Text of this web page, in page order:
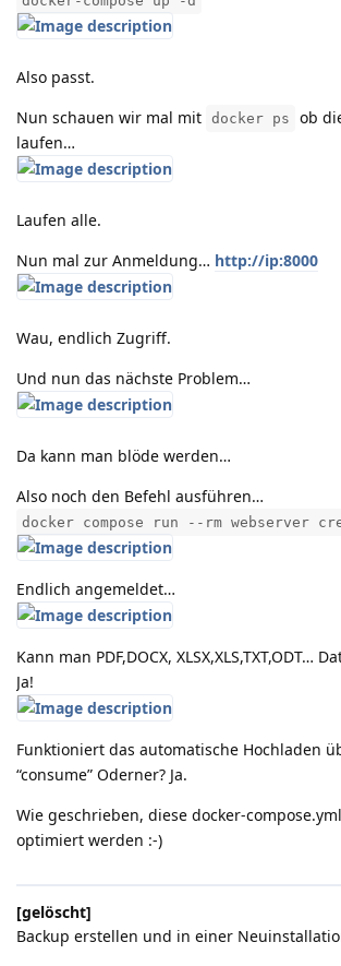
Also passt.
Nun schauen wir mal mit docker ps
ob
laufen…
Laufen alle.
Nun mal zur Anmeldung… http://ip:8000
Wau, endlich Zugriff.
Und nun das nächste Problem…
Da kann man blöde werden…
Also noch den Befehl ausführen…
docker compose run --rm webserver
Endlich angemeldet…
Kann man PDF,DOCX, XLSX,XLS,TXT,ODT…
Ja!
Funktioniert das automatische Hochladen
“consume” Oderner? Ja.
Wie geschrieben, diese docker-
optimiert werden :-)
[gelöscht]
Backup erstellen und in einer